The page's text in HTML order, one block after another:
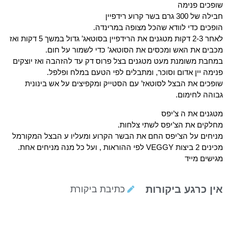
שופכים פנימה
חבילה של 300 גרם בשר קרוע רידפיין
הופכים כדי לוודא שהכל מצופה במרינדה.
לאחר 2-3 דקות מטגנים את הרידפיין בסוטאג’ גדול במשך 5 דקות ואז
מכבים את האש ומכסים את הסוטאג’ כדי לשמור על חום.
במחבת משומנת מעט מטגנים בצל פרוס דק עד להזהבה ואז יוצקים
פנימה יין אדום וסוכר, ומתבלים לפי הטעם במלח ופלפל.
שופכים את הבצל לסוטאז’ עם הסטייק ומקפיצים על אש בינונית
גבוהה לחימום.
מטגנים את ה צ’יפס
מחלקים את הצ’יפס לשתי צלחות.
מניחים על הצ’יפס החם את הבשר הקרוע ומעליו ע הבצל המקורמל
מכינים 2 ביצות VEGGY לפי ההוראות , ועל כל מנה מניחים אחת.
מגישים מייד
אין כרגע ביקורות כתיבת ביקורת